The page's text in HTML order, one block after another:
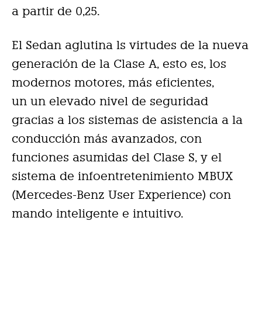
a partir de 0,25.
El Sedan aglutina ls virtudes de la nueva
generación de la Clase A, esto es, los
modernos motores, más eficientes,
un un elevado nivel de seguridad
gracias a los sistemas de asistencia a la
conducción más avanzados, con
funciones asumidas del Clase S, y el
sistema de infoentretenimiento MBUX
(Mercedes-Benz User Experience) con
mando inteligente e intuitivo.